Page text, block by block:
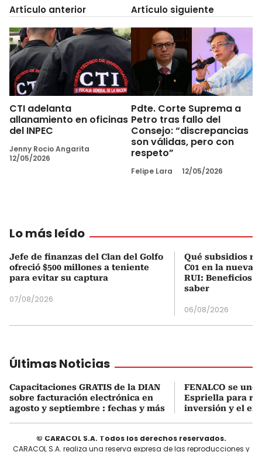
Artículo anterior
CTI adelanta
allanamiento en oficinas
del INPEC
Jenny Rocio Angarita
12/05/2026
Artículo siguiente
Pdte. Corte Suprema a
Petro tras fallo del
Consejo: “discrepancias
son válidas, pero con
respeto”
Felipe Lara 12/05/2026
Lo más leído
Jefe de finanzas del Clan del Golfo
ofreció $500 millones a teniente
para evitar su captura
07/08/2026
Qué subsidios
C01 en la nueva
RUI: Beneficios
saber
06/08/2026
Últimas Noticias
Capacitaciones GRATIS de la DIAN
sobre facturación electrónica en
agosto y septiembre : fechas y más
FENALCO se une
Espriella para
inversión y el
© CARACOL S.A. Todos los derechos reservados.
CARACOL S.A. realiza una reserva expresa de las reproducciones y